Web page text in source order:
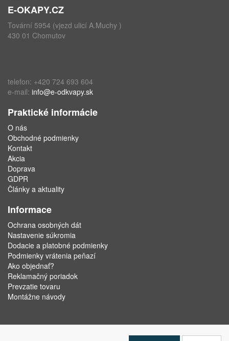
E-OKAPY.CZ
Tovární 5954 (vjezd ulicí A.Muchy )
430 01 Chomutov
telefon: +420 724 693 604
e-mail: info@e-odkvapy.sk
Praktické informácie
O nás
Obchodné podmienky
Kontakt
Akcia
Doprava
GDPR
Články a aktuality
Informace
Ochrana osobných dát
Nastavenie súkromia
Dodacie a platobné podmienky
Podmienky vrátenia peňazí
Ako objednať?
Reklamačný poriadok
Prevzatie tovaru
Montážne návody